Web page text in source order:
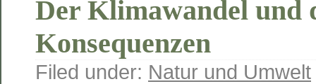
Der Klimawandel und
Konsequenzen
Filed under: Natur und Umwelt